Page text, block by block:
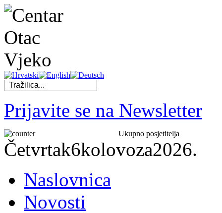
Prijavite se na Newsletter
Ukupno posjetitelja
Četvrtak6kolovoza2026.
Naslovnica
Novosti